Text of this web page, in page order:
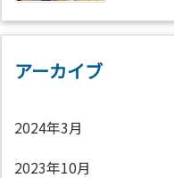
アーカイブ
2024年3月
2023年10月